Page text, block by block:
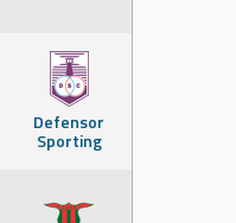
Defensor
Sporting